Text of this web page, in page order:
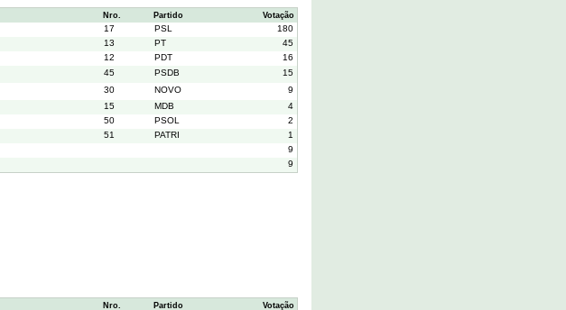
Nro. Partido Votação
17 PSL
180
13 PT
45
12 PDT
16
45 PSDB
15
30 NOVO
9
15 MDB
4
50 PSOL
2
51 PATRI
1
9
9
Nro. Partido Votação